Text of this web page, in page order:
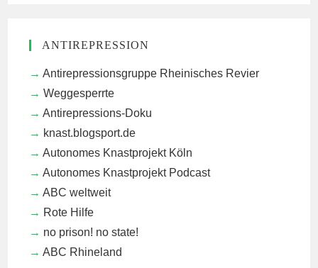
ANTIREPRESSION
Antirepressionsgruppe Rheinisches Revier
Weggesperrte
Antirepressions-Doku
knast.blogsport.de
Autonomes Knastprojekt Köln
Autonomes Knastprojekt Podcast
ABC weltweit
Rote Hilfe
no prison! no state!
ABC Rhineland